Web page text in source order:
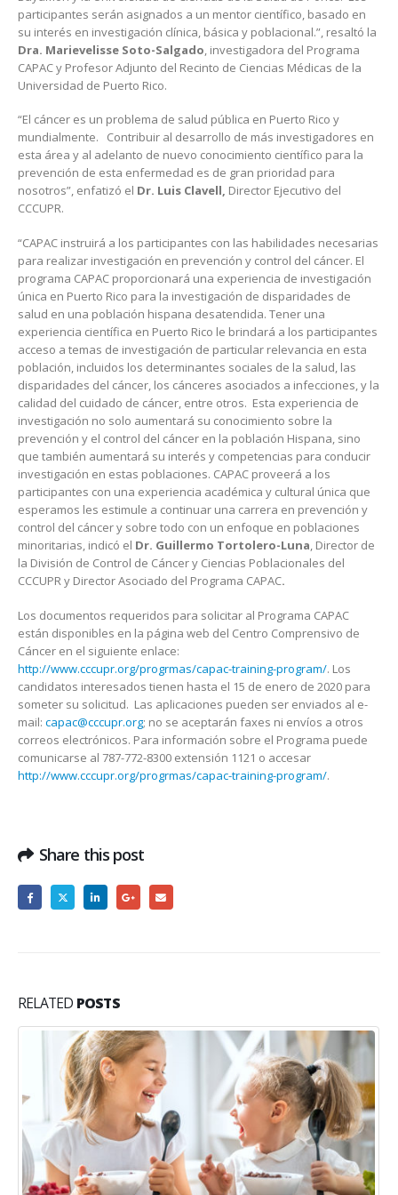
participantes serán asignados a un mentor científico, basado en
su interés en investigación clínica, básica y poblacional.”, resaltó la
Dra. Marievelisse Soto-Salgado, investigadora del Programa
CAPAC y Profesor Adjunto del Recinto de Ciencias Médicas de la
Universidad de Puerto Rico.
“El cáncer es un problema de salud pública en Puerto Rico y
mundialmente. Contribuir al desarrollo de más investigadores en
esta área y al adelanto de nuevo conocimiento científico para la
prevención de esta enfermedad es de gran prioridad para
nosotros”, enfatizó el Dr. Luis Clavell, Director Ejecutivo del
CCCUPR.
“CAPAC instruirá a los participantes con las habilidades necesarias
para realizar investigación en prevención y control del cáncer. El
programa CAPAC proporcionará una experiencia de investigación
única en Puerto Rico para la investigación de disparidades de
salud en una población hispana desatendida. Tener una
experiencia científica en Puerto Rico le brindará a los participantes
acceso a temas de investigación de particular relevancia en esta
población, incluidos los determinantes sociales de la salud, las
disparidades del cáncer, los cánceres asociados a infecciones, y la
calidad del cuidado de cáncer, entre otros. Esta experiencia de
investigación no solo aumentará su conocimiento sobre la
prevención y el control del cáncer en la población Hispana, sino
que también aumentará su interés y competencias para conducir
investigación en estas poblaciones. CAPAC proveerá a los
participantes con una experiencia académica y cultural única que
esperamos les estimule a continuar una carrera en prevención y
control del cáncer y sobre todo con un enfoque en poblaciones
minoritarias, indicó el Dr. Guillermo Tortolero-Luna, Director de
la División de Control de Cáncer y Ciencias Poblacionales del
CCCUPR y Director Asociado del Programa CAPAC.
Los documentos requeridos para solicitar al Programa CAPAC
están disponibles en la página web del Centro Comprensivo de
Cáncer en el siguiente enlace:
http://www.cccupr.org/progrmas/capac-training-program/. Los
candidatos interesados tienen hasta el 15 de enero de 2020 para
someter su solicitud. Las aplicaciones pueden ser enviados al e-
mail: capac@cccupr.org; no se aceptarán faxes ni envíos a otros
correos electrónicos. Para información sobre el Programa puede
comunicarse al 787-772-8300 extensión 1121 o accesar
http://www.cccupr.org/progrmas/capac-training-program/.
Share this post
RELATED POSTS